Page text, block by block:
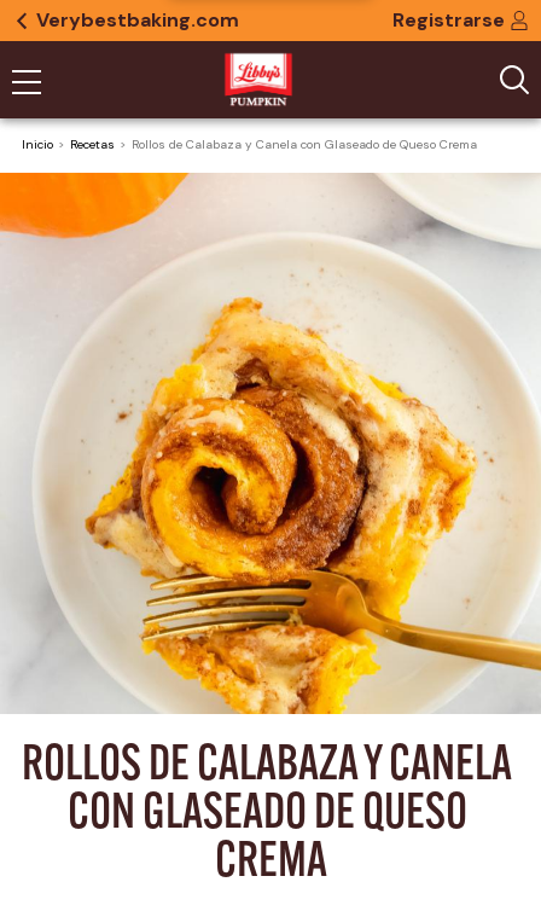
Verybestbaking.com Registrarse
Inicio Recetas Rollos de Calabaza y Canela con Glaseado de Queso Crema
ROLLOS DE CALABAZA Y CANELA
CON GLASEADO DE QUESO
CREMA